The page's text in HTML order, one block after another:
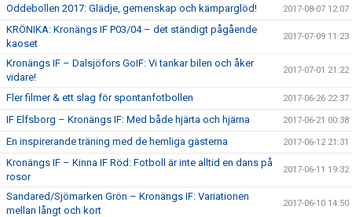
Oddebollen 2017: Glädje, gemenskap och kämparglöd! 2017-08-07 12:07
KRÖNIKA: Kronängs IF P03/04 – det ständigt pågående
kaoset
2017-07-09 11:23
Kronängs IF – Dalsjöfors GoIF: Vi tankar bilen och åker
vidare!
2017-07-01 21:22
Fler filmer & ett slag för spontanfotbollen 2017-06-26 22:37
IF Elfsborg – Kronängs IF: Med både hjärta och hjärna 2017-06-21 00:38
En inspirerande träning med de hemliga gästerna 2017-06-12 21:31
Kronängs IF – Kinna IF Röd: Fotboll är inte alltid en dans på
rosor
2017-06-11 19:32
Sandared/Sjömarken Grön – Kronängs IF: Variationen
mellan långt och kort
2017-06-10 14:50